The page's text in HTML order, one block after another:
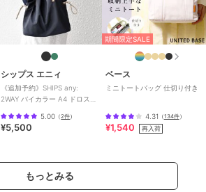
シップス エニィ
《追加予約》SHIPS any:
2WAY バイカラー A4 ドロスト
5.00 （2件）
¥5,500
期間限定SALE
ベース
ミニトートバッグ 仕切り付き
4.31 （134件）
¥1,540 再入荷
もっとみる